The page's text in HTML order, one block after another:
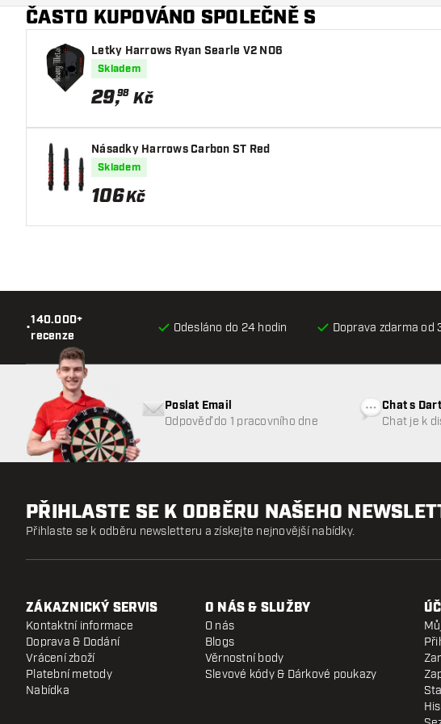
Hlavní barva
ČASTO KUPOVÁNO SPOLEČNĚ S
Letky Harrows Ryan Searle V2 NO6
Skladem
29,98 Kč
Násadky Harrows Carbon ST Red
Skladem
106Kč
•
140.000+
recenze
Odesláno do 24 hodin Doprava zdarma od
Poslat Email
Odpověď do 1 pracovního dne
Chat s
Chat je k
PŘIHLASTE SE K ODBĚRU NAŠEHO
Přihlaste se k odběru newsletteru a získejte nejnovější nabídky.
ZÁKAZNICKÝ SERVIS
Kontaktní informace
Doprava & Dodání
Vrácení zboží
Platební metody
Nabídka
O NÁS & SLUŽBY
O nás
Blogs
Věrnostní body
Slevové kódy & Dárkové poukazy